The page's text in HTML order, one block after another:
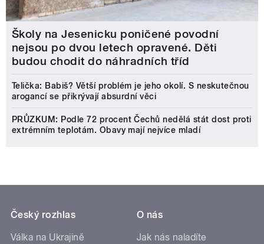
Školy na Jesenicku poničené povodní
nejsou po dvou letech opravené. Děti
budou chodit do náhradních tříd
Telička: Babiš? Větší problém je jeho okolí. S neskutečnou
arogancí se přikrývají absurdní věci
PRŮZKUM: Podle 72 procent Čechů nedělá stát dost proti
extrémním teplotám. Obavy mají nejvíce mladí
Český rozhlas
Válka na Ukrajině
O nás
Jak nás naladíte